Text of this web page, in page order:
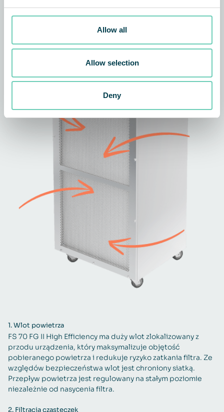
Allow all
Allow selection
Deny
1.Wlot powietrza
FS 70 FG II High Efficiency ma duży wlot zlokalizowany z
przodu urządzenia, który maksymalizuje objętość
pobieranego powietrza i redukuje ryzyko zatkania filtra. Ze
względów bezpieczeństwa wlot jest chroniony siatką.
Przepływ powietrza jest regulowany na stałym poziomie
niezależnie od nasycenia filtra.
2. Filtracja cząsteczek